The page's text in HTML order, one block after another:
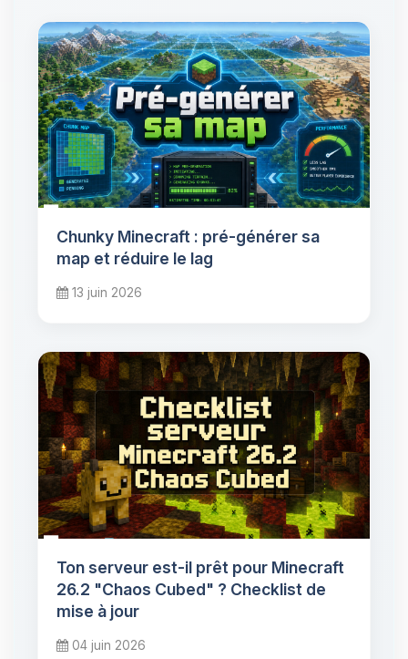
Chunky Minecraft : pré-générer sa
map et réduire le lag
13 juin 2026
Ton serveur est-il prêt pour Minecraft
26.2 "Chaos Cubed" ? Checklist de
mise à jour
04 juin 2026